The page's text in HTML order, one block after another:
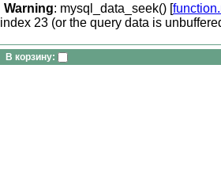
Warning: mysql_data_seek() [
index 23 (or the query data is
В корзину: